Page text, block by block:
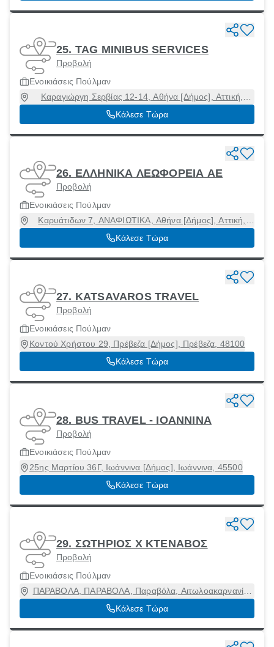
25. TAG MINIBUS SERVICES
Προβολή
Ενοικιάσεις Πούλμαν
Καραγιώργη Σερβίας 12-14, Αθήνα [Δήμος], Αττική,
10562
Κάλεσε Τώρα
26. ΕΛΛΗΝΙΚΑ ΛΕΩΦΟΡΕΙΑ ΑΕ
Προβολή
Ενοικιάσεις Πούλμαν
Καρυάτιδων 7, ΑΝΑΦΙΩΤΙΚΑ, Αθήνα [Δήμος], Αττική,
11742
Κάλεσε Τώρα
27. KATSAVAROS TRAVEL
Προβολή
Ενοικιάσεις Πούλμαν
Κοντού Χρήστου 29, Πρέβεζα [Δήμος], Πρέβεζα, 48100
Κάλεσε Τώρα
28. BUS TRAVEL - IOANNINA
Προβολή
Ενοικιάσεις Πούλμαν
25ης Μαρτίου 36Γ, Ιωάννινα [Δήμος], Ιωάννινα, 45500
Κάλεσε Τώρα
29. ΣΩΤΗΡΙΟΣ Χ ΚΤΕΝΑΒΟΣ
Προβολή
Ενοικιάσεις Πούλμαν
ΠΑΡΑΒΟΛΑ, ΠΑΡΑΒΟΛΑ, Παραβόλα, Αιτωλοακαρνανία,
30010
Κάλεσε Τώρα